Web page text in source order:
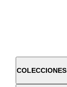
COLECCIONES